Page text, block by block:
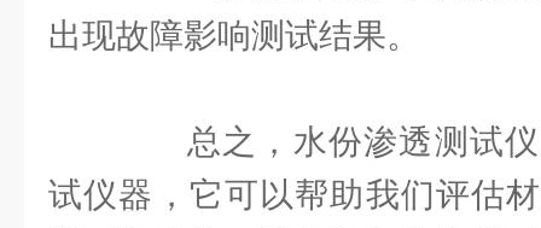
出现故障影响测试结果。
总之，水份渗透测试仪
试仪器，它可以帮助我们评估